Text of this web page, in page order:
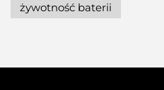
żywotność baterii